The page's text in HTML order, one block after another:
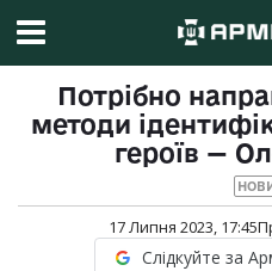
Потрібно
методи
героїв —
17 Липня 2023, 17:45
Слідкуйте за